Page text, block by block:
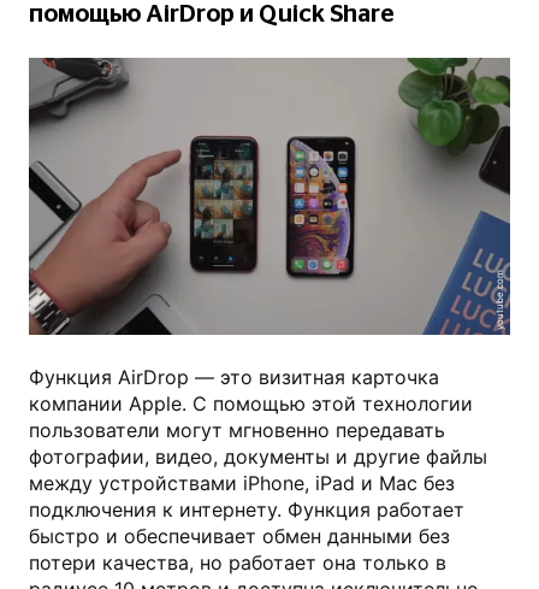
помощью AirDrop и Quick Share
youtube.com
Функция AirDrop — это визитная карточка
компании Apple. С помощью этой технологии
пользователи могут мгновенно передавать
фотографии, видео, документы и другие файлы
между устройствами iPhone, iPad и Mac без
подключения к интернету. Функция работает
быстро и обеспечивает обмен данными без
потери качества, но работает она только в